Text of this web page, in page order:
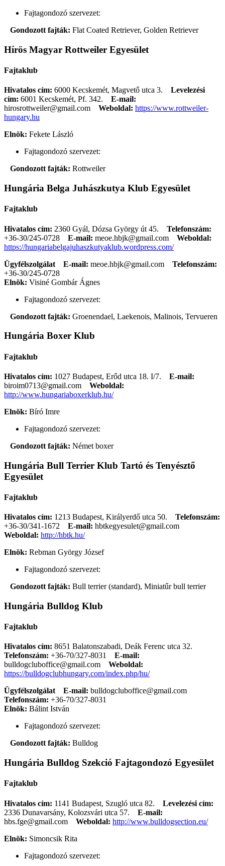
Fajtagondozó szervezet:
Gondozott fajták: Flat Coated Retriever, Golden Retriever
Hírös Magyar Rottweiler Egyesület
Fajtaklub
Hivatalos cím: 6000 Kecskemét, Magvető utca 3. Levelezési
cím: 6001 Kecskemét, Pf. 342.
E-mail:
hirosrottweiler@gmail.com
Weboldal: https://www.rottweiler-
hungary.hu
Elnök: Fekete László
Fajtagondozó szervezet:
Gondozott fajták: Rottweiler
Hungária Belga Juhászkutya Klub Egyesület
Fajtaklub
Hivatalos cím: 2360 Gyál, Dózsa György út 45. Telefonszám:
+36-30/245-0728
E-mail: meoe.hbjk@gmail.com
Weboldal:
https://hungariabelgajuhaszkutyaklub.wordpress.com/
Ügyfélszolgálat
E-mail: meoe.hbjk@gmail.com
Telefonszám:
+36-30/245-0728
Elnök: Visiné Gombár Ágnes
Fajtagondozó szervezet:
Gondozott fajták: Groenendael, Laekenois, Malinois, Tervueren
Hungária Boxer Klub
Fajtaklub
Hivatalos cím: 1027 Budapest, Erőd utca 18. I/7. E-mail:
biroim0713@gmail.com
Weboldal:
http://www.hungariaboxerklub.hu/
Elnök: Bíró Imre
Fajtagondozó szervezet:
Gondozott fajták: Német boxer
Hungária Bull Terrier Klub Tartó és Tenyésztő
Egyesület
Fajtaklub
Hivatalos cím: 1213 Budapest, Királyerdő utca 50. Telefonszám:
+36-30/341-1672
E-mail: hbtkegyesulet@gmail.com
Weboldal: http://hbtk.hu/
Elnök: Rebman György József
Fajtagondozó szervezet:
Gondozott fajták: Bull terrier (standard), Miniatűr bull terrier
Hungária Bulldog Klub
Fajtaklub
Hivatalos cím: 8651 Balatonszabadi, Deák Ferenc utca 32.
Telefonszám: +36-70/327-8031
E-mail:
bulldogcluboffice@gmail.com
Weboldal:
https://bulldogclubhungary.com/index.php/hu/
Ügyfélszolgálat
E-mail: bulldogcluboffice@gmail.com
Telefonszám: +36-70/327-8031
Elnök: Bálint István
Fajtagondozó szervezet:
Gondozott fajták: Bulldog
Hungária Bulldog Szekció Fajtagondozó Egyesület
Fajtaklub
Hivatalos cím: 1141 Budapest, Szugló utca 82. Levelezési cím:
2336 Dunavarsány, Kolozsvári utca 57.
E-mail:
hbs.fge@gmail.com
Weboldal: http://www.bulldogsection.eu/
Elnök: Simoncsik Rita
Fajtagondozó szervezet: